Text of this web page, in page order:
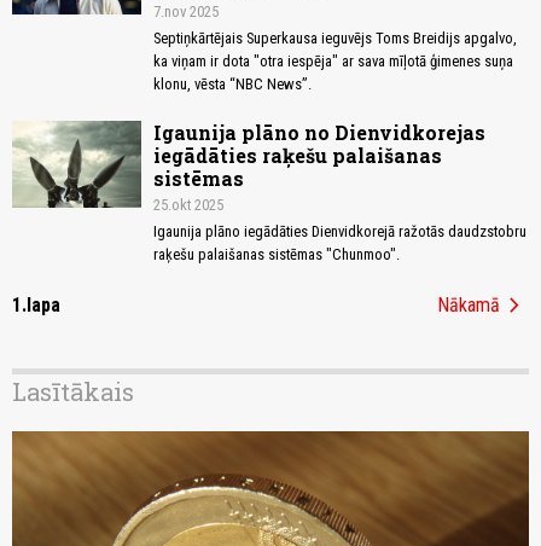
7.nov 2025
Septiņkārtējais Superkausa ieguvējs Toms Breidijs apgalvo,
ka viņam ir dota "otra iespēja" ar sava mīļotā ģimenes suņa
klonu, vēsta “NBC News”.
Igaunija plāno no Dienvidkorejas
iegādāties raķešu palaišanas
sistēmas
25.okt 2025
Igaunija plāno iegādāties Dienvidkorejā ražotās daudzstobru
raķešu palaišanas sistēmas "Chunmoo".
1.lapa Nākamā chevron_right
Lasītākais